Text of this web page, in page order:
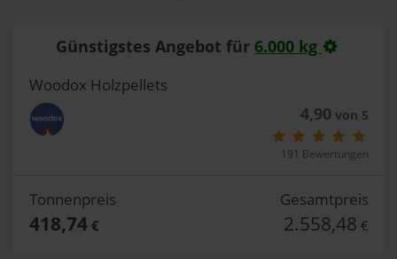
Günstigstes Angebot für 6.000 kg
Woodox Holzpellets
4,90 von 5
191 Bewertungen
Tonnenpreis
418,74€
Gesamtpreis
2.558,48 €